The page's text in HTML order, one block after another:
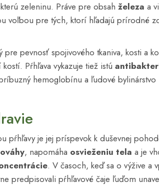
zeleninu. Práve pre obsah železa a
voľbou pre tých, ktorí hľadajú prírodné
pevnosť spojivového tkaniva, kosti a
Pŕhľava vykazuje tiež istú
hemoglobínu a ľudové bylinárstvo
pŕhľavy je jej príspevok k duševnej
, napomáha osvieženiu tela a je
. V časoch, keď sa o výžive a
predpisovali pŕhľavové čaje ľuďom